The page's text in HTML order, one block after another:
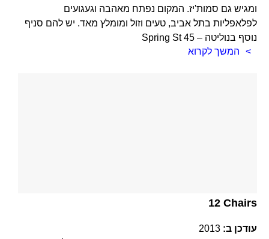
ומגיש גם סמות'יז. המקום נפתח מאהבה וגעגועים
לפלאפליות בתל אביב, טעים וזול ומומלץ מאד. יש להם סניף
נוסף בנוליטה – 45 Spring St
המשך לקרוא
12 Chairs
עודכן ב: 2013